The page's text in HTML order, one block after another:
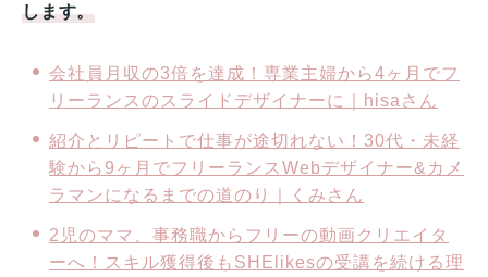
します。
会社員月収の3倍を達成！専業主婦から4ヶ月でフ
リーランスのスライドデザイナーに｜hisaさん
紹介とリピートで仕事が途切れない！30代・未経
験から9ヶ月でフリーランスWebデザイナー&カメ
ラマンになるまでの道のり｜くみさん
2児のママ、事務職からフリーの動画クリエイタ
ーへ！スキル獲得後もSHElikesの受講を続ける理